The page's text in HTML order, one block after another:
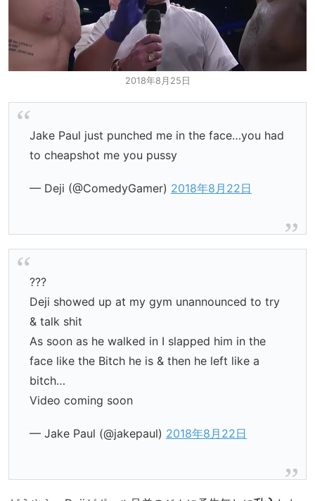
2018年8月25日
Jake Paul just punched me in the face…you had
to cheapshot me you pussy
— Deji (@ComedyGamer) 2018年8月22日
???
Deji showed up at my gym unannounced to try
& talk shit
As soon as he walked in I slapped him in the
face like the Bitch he is & then he left like a
bitch…
Video coming soon
— Jake Paul (@jakepaul) 2018年8月22日